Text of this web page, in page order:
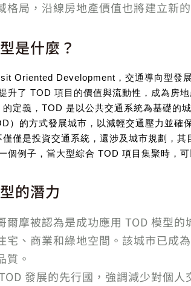
格局，沿線房地產價值也將建立新
是什麼？
Oriented Development，交通導向型發
升了 TOD 項目的價值與流動性，成為房地
定義，TOD 是以公共交通系統為基礎的
）的方式發展城市，以減輕交通壓力並確
僅是投資交通系統，還涉及城市規劃，
個例子，當大型綜合 TOD 項目集聚時，
的潛力
爾摩被認為是成功應用 TOD 模型
宅、商業和綠地空間。該城市已成
質。
發展的先行國，強調減少對個